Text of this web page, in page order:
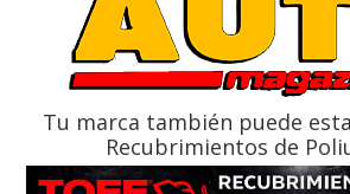
La Vuelta al Ecuador 2026, edición 47ª,
La FEDAK recibe 12 Sinotruk Bolden para
Tu marca también puede
Recubrimientos de